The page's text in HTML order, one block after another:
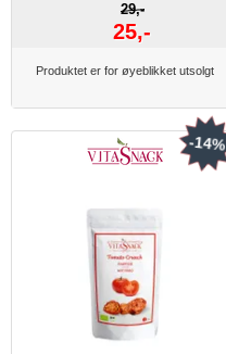
29,-
25,-
Produktet er for øyeblikket utsolgt
-14%